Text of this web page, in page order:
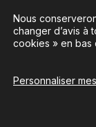
La vente
Nous
changer d’avis à
cookies » en bas
Personnaliser